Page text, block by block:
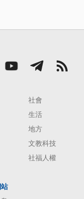
社會
生活
地方
文教科技
社福人權